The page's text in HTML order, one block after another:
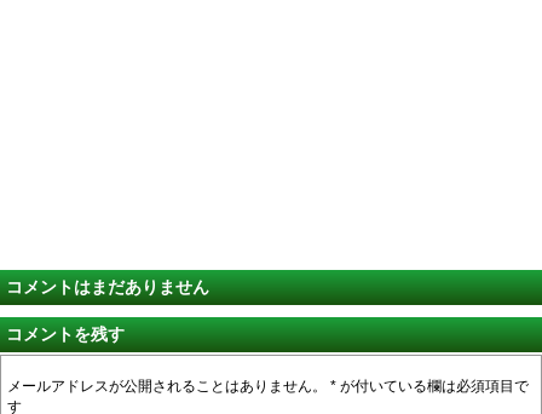
コメントはまだありません
コメントを残す
メールアドレスが公開されることはありません。 * が付いている欄は必須項目で
す